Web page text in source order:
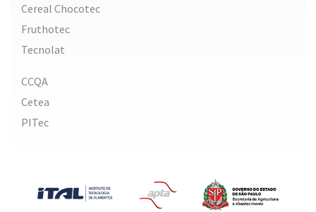
Cereal Chocotec
Fruthotec
Tecnolat
CCQA
Cetea
PITec